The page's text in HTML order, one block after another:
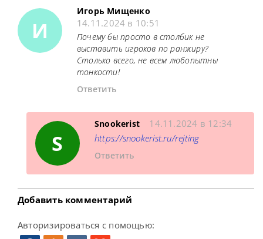
И
Игорь Мищенко
14.11.2024 в 10:51
Почему бы просто в столбик не
выставить игроков по ранжиру?
Столько всего, не всем любопытны
тонкости!
Ответить
S
Snookerist
14.11.2024 в 12:34
https://snookerist.ru/rejting
Ответить
Добавить комментарий
Авторизироваться с помощью: